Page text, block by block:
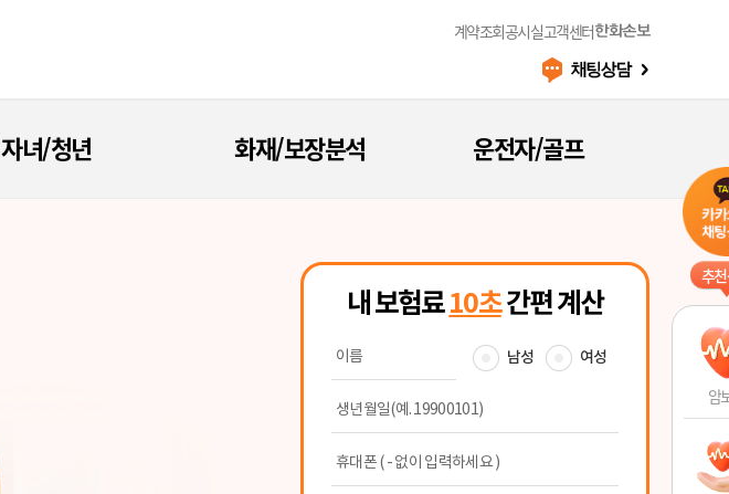
계약조회공시실고객센터한화손보
자녀/청년 화재/보장분석 운전자/골프
추
암